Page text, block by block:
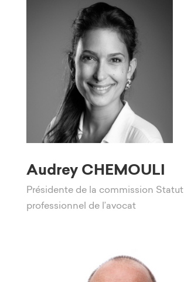
Audrey CHEMOULI
Présidente de la commission Statut
professionnel de l’avocat